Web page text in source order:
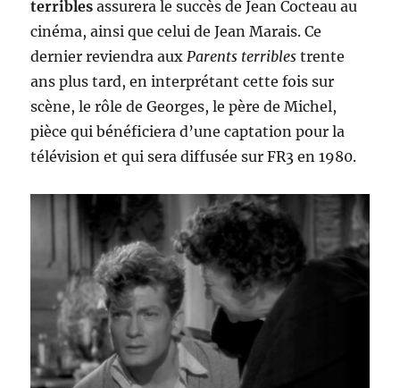
terriblesassurera le succès de Jean Cocteau au
cinéma, ainsi que celui de Jean Marais. Ce
dernier reviendra aux Parents terribles trente
ans plus tard, en interprétant cette fois sur
scène, le rôle de Georges, le père de Michel,
pièce qui bénéficiera d’une captation pour la
télévision et qui sera diffusée sur FR3 en 1980.